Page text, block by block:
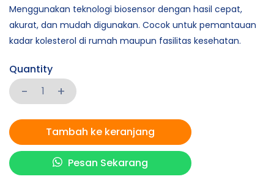
Menggunakan teknologi biosensor dengan hasil cepat,
akurat, dan mudah digunakan. Cocok untuk pemantauan
kadar kolesterol di rumah maupun fasilitas kesehatan.
Quantity
Tambah ke keranjang
Pesan Sekarang